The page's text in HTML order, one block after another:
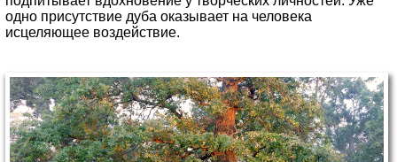
одно присутствие дуба оказывает на человека
исцеляющее воздействие.